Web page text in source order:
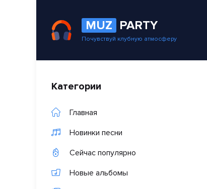
MUZ PARTY
Почувствуй клубную атмосферу
Категории
Главная
Новинки песни
Сейчас популярно
Новые альбомы